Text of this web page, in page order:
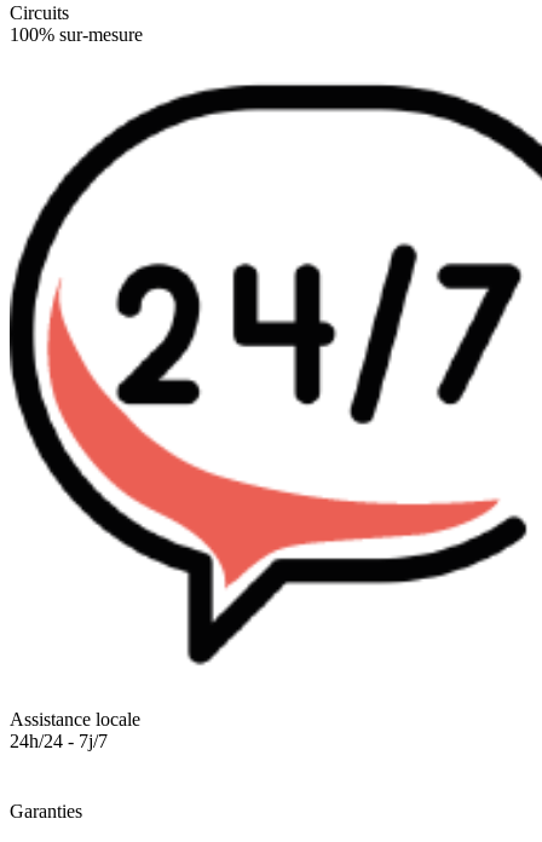
Circuits
100% sur-mesure
Assistance locale
24h/24 - 7j/7
Garanties